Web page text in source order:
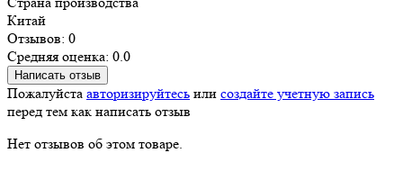
Китай
Отзывов: 0
Средняя оценка: 0.0
Написать отзыв
Пожалуйста авторизируйтесь или создайте учетную запись
перед тем как написать отзыв
Нет отзывов об этом товаре.